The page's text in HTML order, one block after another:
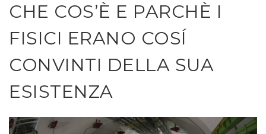
CHE COS’È E PARCHÈ I
FISICI ERANO COSÍ
CONVINTI DELLA SUA
ESISTENZA